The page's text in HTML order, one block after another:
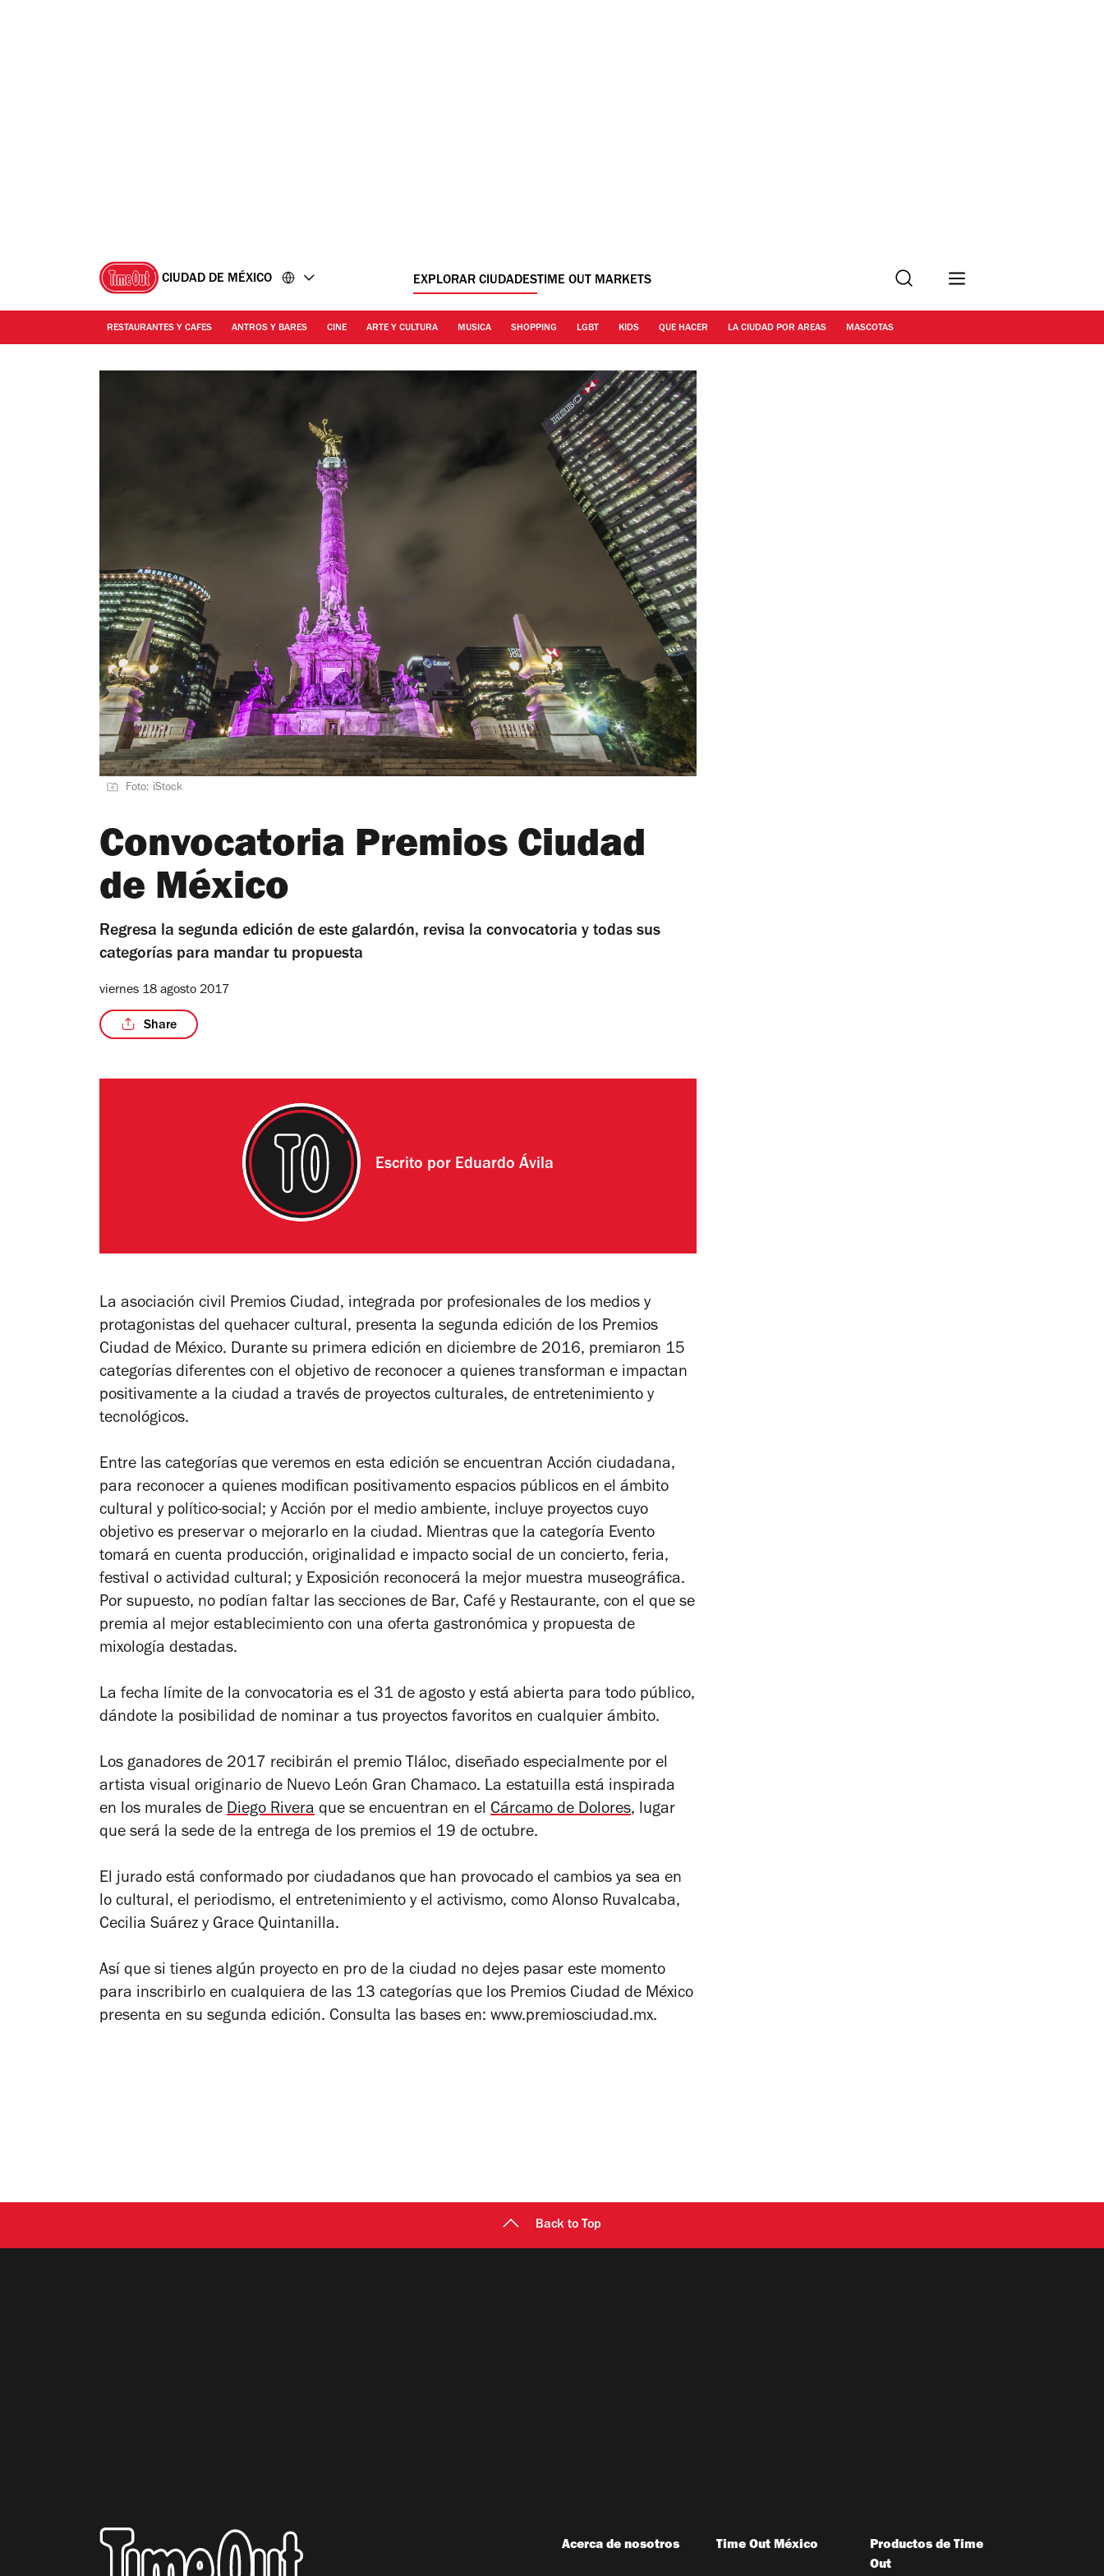
CIUDAD DE MÉXICO EXPLORAR CIUDADESTIME OUT MARKETS Buscar
RESTAURANTES Y CAFES ANTROS Y BARES CINE ARTE Y CULTURA MUSICA SHOPPING LGBT KIDS QUE HACER LA CIUDAD POR AREAS MASCOTAS
Foto: iStock
Convocatoria Premios Ciudad
de México
Regresa la segunda edición de este galardón, revisa la convocatoria y todas sus
categorías para mandar tu propuesta
viernes 18 agosto 2017
Share
Escrito por Eduardo Ávila
La asociación civil Premios Ciudad, integrada por profesionales de los medios y
protagonistas del quehacer cultural, presenta la segunda edición de los Premios
Ciudad de México. Durante su primera edición en diciembre de 2016, premiaron 15
categorías diferentes con el objetivo de reconocer a quienes transforman e impactan
positivamente a la ciudad a través de proyectos culturales, de entretenimiento y
tecnológicos.
Entre las categorías que veremos en esta edición se encuentran Acción ciudadana,
para reconocer a quienes modifican positivamento espacios públicos en el ámbito
cultural y político-social; y Acción por el medio ambiente, incluye proyectos cuyo
objetivo es preservar o mejorarlo en la ciudad. Mientras que la categoría Evento
tomará en cuenta producción, originalidad e impacto social de un concierto, feria,
festival o actividad cultural; y Exposición reconocerá la mejor muestra museográfica.
Por supuesto, no podían faltar las secciones de Bar, Café y Restaurante, con el que se
premia al mejor establecimiento con una oferta gastronómica y propuesta de
mixología destadas.
La fecha límite de la convocatoria es el 31 de agosto y está abierta para todo público,
dándote la posibilidad de nominar a tus proyectos favoritos en cualquier ámbito.
Los ganadores de 2017 recibirán el premio Tláloc, diseñado especialmente por el
artista visual originario de Nuevo León Gran Chamaco. La estatuilla está inspirada
en los murales de Diego Rivera que se encuentran en el Cárcamo de Dolores, lugar
que será la sede de la entrega de los premios el 19 de octubre.
El jurado está conformado por ciudadanos que han provocado el cambios ya sea en
lo cultural, el periodismo, el entretenimiento y el activismo, como Alonso Ruvalcaba,
Cecilia Suárez y Grace Quintanilla.
Así que si tienes algún proyecto en pro de la ciudad no dejes pasar este momento
para inscribirlo en cualquiera de las 13 categorías que los Premios Ciudad de México
presenta en su segunda edición. Consulta las bases en: www.premiosciudad.mx.
Back to Top
Acerca de nosotros Time Out México
Productos de Time
Out